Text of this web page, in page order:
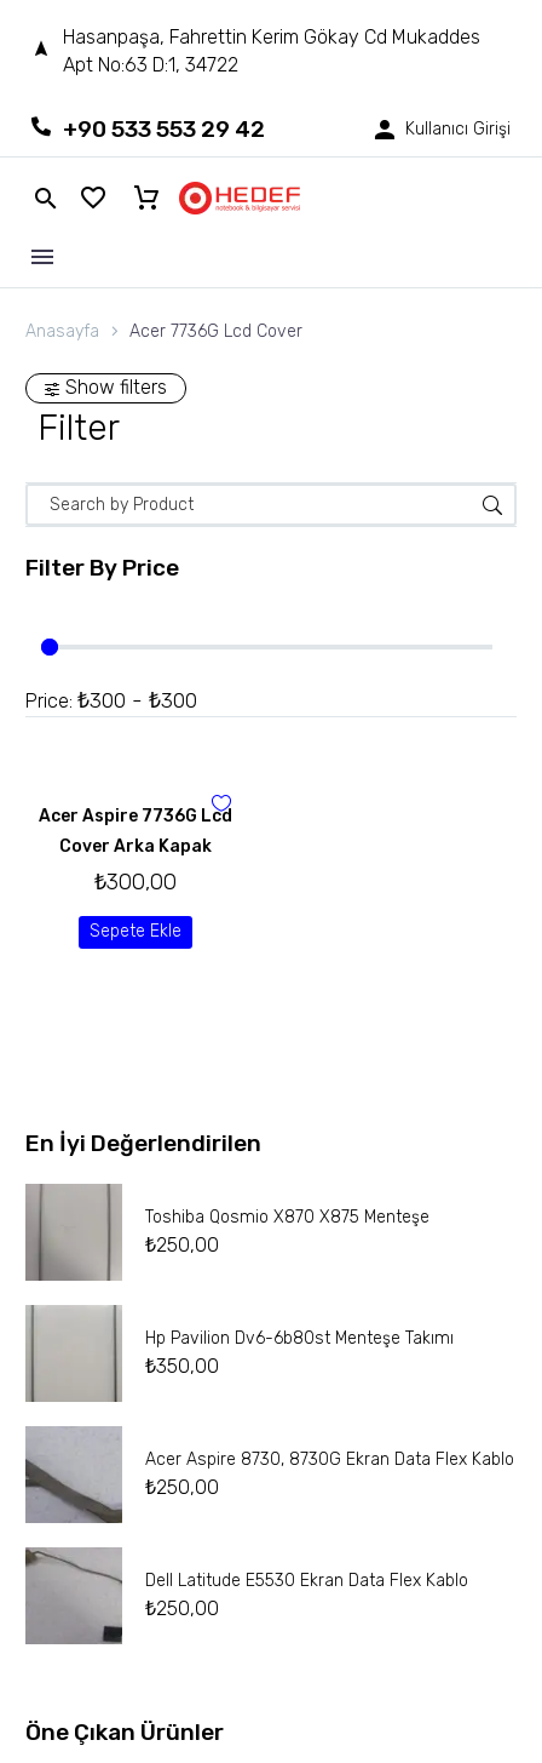
Hasanpaşa, Fahrettin Kerim Gökay Cd Mukaddes
Apt No:63 D:1, 34722
+90 533 553 29 42 Kullanıcı Girişi
Anasayfa Acer 7736G Lcd Cover
Show filters
Filter
Filter By Price
Price: ₺300 - ₺300
Acer Aspire 7736G Lcd
Cover Arka Kapak
₺300,00
Sepete Ekle
En İyi Değerlendirilen
Toshiba Qosmio X870 X875 Menteşe
₺250,00
Hp Pavilion Dv6-6b80st Menteşe Takımı
₺350,00
Acer Aspire 8730, 8730G Ekran Data Flex Kablo
₺250,00
Dell Latitude E5530 Ekran Data Flex Kablo
₺250,00
Öne Çıkan Ürünler